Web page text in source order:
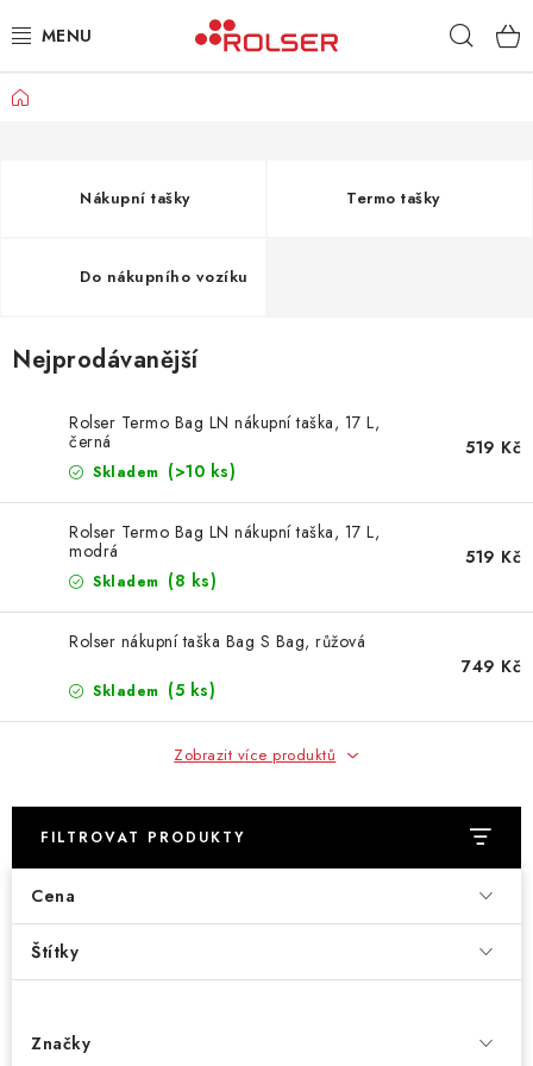
na
TAŠKY NA KOLEČKÁCH
KLASICKÉ TAŠKY
PŘÍSLUŠENSTVÍ
Kontakt Obchodní podmínky Jak nakupovat
Domů
Nákupní tašky Termo tašky
Do nákupního vozíku
Nejprodávanější
Rolser Termo Bag LN nákupní taška, 17 L,
černá
Skladem (>10 ks)
519 Kč
Rolser Termo Bag LN nákupní taška, 17 L,
modrá
Skladem (8 ks)
519 Kč
Rolser nákupní taška Bag S Bag, růžová
Skladem (5 ks)
749 Kč
Zobrazit více produktů
FILTROVAT PRODUKTY
Cena
Štítky
Značky